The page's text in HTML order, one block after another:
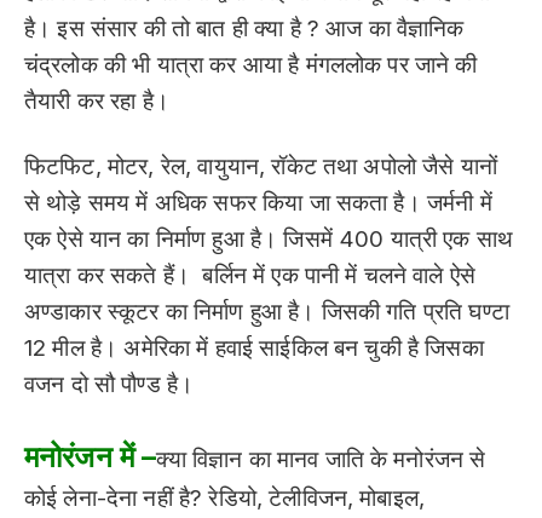
है। इस संसार की तो बात ही क्या है ? आज का वैज्ञानिक
चंद्रलोक की भी यात्रा कर आया है मंगललोक पर जाने की
तैयारी कर रहा है।
फिटफिट, मोटर, रेल, वायुयान, रॉकेट तथा अपोलो जैसे यानों
से थोड़े समय में अधिक सफर किया जा सकता है। जर्मनी में
एक ऐसे यान का निर्माण हुआ है। जिसमें 400 यात्री एक साथ
यात्रा कर सकते हैं। बर्लिन में एक पानी में चलने वाले ऐसे
अण्डाकार स्कूटर का निर्माण हुआ है। जिसकी गति प्रति घण्टा
12 मील है। अमेरिका में हवाई साईकिल बन चुकी है जिसका
वजन दो सौ पौण्ड है।
मनोरंजन में–क्याविज्ञान का मानव जाति के मनोरंजन से
कोई लेना-देना नहीं है? रेडियो, टेलीविजन, मोबाइल,